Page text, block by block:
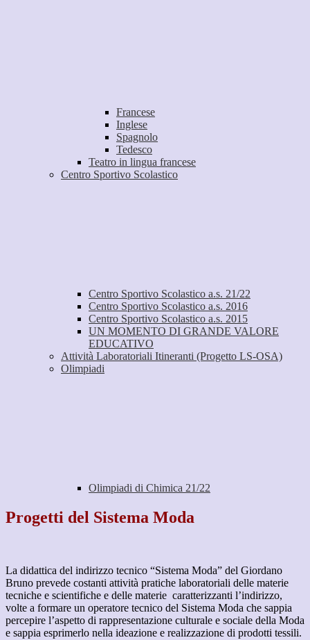
Francese
Inglese
Spagnolo
Tedesco
Teatro in lingua francese
Centro Sportivo Scolastico
Centro Sportivo Scolastico a.s. 21/22
Centro Sportivo Scolastico a.s. 2016
Centro Sportivo Scolastico a.s. 2015
UN MOMENTO DI GRANDE VALORE
EDUCATIVO
Attività Laboratoriali Itineranti (Progetto LS-OSA)
Olimpiadi
Olimpiadi di Chimica 21/22
Progetti del Sistema Moda
La didattica del indirizzo tecnico “Sistema Moda” del Giordano
Bruno prevede costanti attività pratiche laboratoriali delle materie
tecniche e scientifiche e delle materie caratterizzanti l’indirizzo,
volte a formare un operatore tecnico del Sistema Moda che sappia
percepire l’aspetto di rappresentazione culturale e sociale della Moda
e sappia esprimerlo nella ideazione e realizzazione di prodotti tessili.